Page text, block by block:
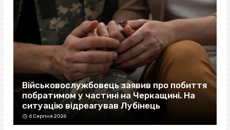
Військовослужбовець заявив про побиття
побратимом у частині на Черкащині. На
ситуацію відреагував Лубінець
6 Серпня 2026